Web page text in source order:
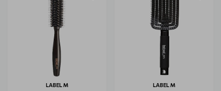
LABEL M LABEL M